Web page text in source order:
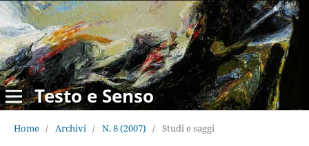
Testo e Senso
Home / Archivi / N. 8 (2007) / Studi e saggi